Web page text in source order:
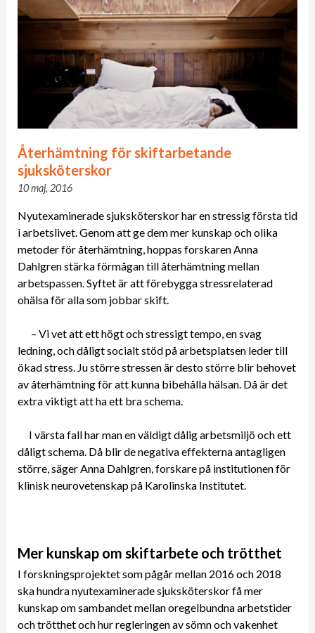
Återhämtning för skiftarbetande
sjuksköterskor
10 maj, 2016
Nyutexaminerade sjuksköterskor har en stressig första tid
i arbetslivet. Genom att ge dem mer kunskap och olika
metoder för återhämtning, hoppas forskaren Anna
Dahlgren stärka förmågan till återhämtning mellan
arbetspassen. Syftet är att förebygga stressrelaterad
ohälsa för alla som jobbar skift.
– Vi vet att ett högt och stressigt tempo, en svag
ledning, och dåligt socialt stöd på arbetsplatsen leder till
ökad stress. Ju större stressen är desto större blir behovet
av återhämtning för att kunna bibehålla hälsan. Då är det
extra viktigt att ha ett bra schema.
I värsta fall har man en väldigt dålig arbetsmiljö och ett
dåligt schema. Då blir de negativa effekterna antagligen
större, säger Anna Dahlgren, forskare på institutionen för
klinisk neurovetenskap på Karolinska Institutet.
Mer kunskap om skiftarbete och trötthet
I forskningsprojektet som pågår mellan 2016 och 2018
ska hundra nyutexaminerade sjuksköterskor få mer
kunskap om sambandet mellan oregelbundna arbetstider
och trötthet och hur regleringen av sömn och vakenhet